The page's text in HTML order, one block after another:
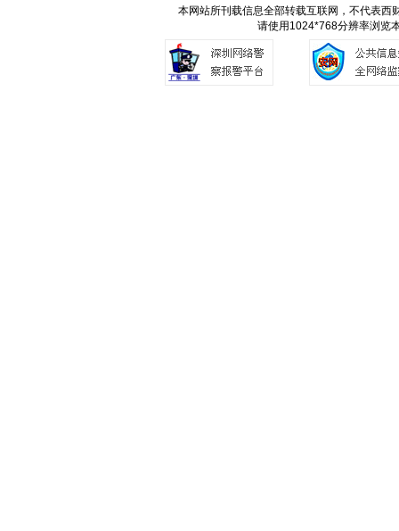
本网站所刊载信息全部转载互联网，不代表
请使用1024*768分辨率浏览